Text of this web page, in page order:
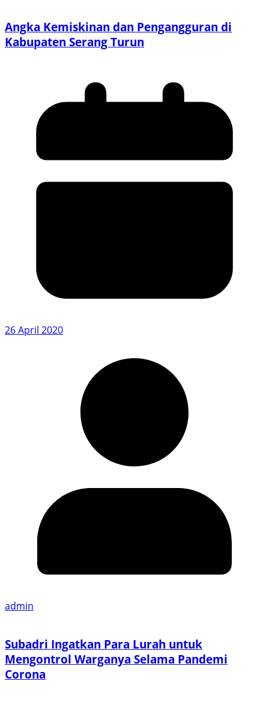
Angka Kemiskinan dan Pengangguran di
Kabupaten Serang Turun
26 April 2020
admin
Subadri Ingatkan Para Lurah untuk
Mengontrol Warganya Selama Pandemi
Corona